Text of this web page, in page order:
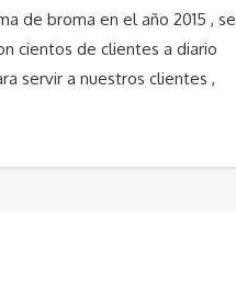
de broma en el año 2015 , se
cientos de clientes a diario
servir a nuestros clientes ,